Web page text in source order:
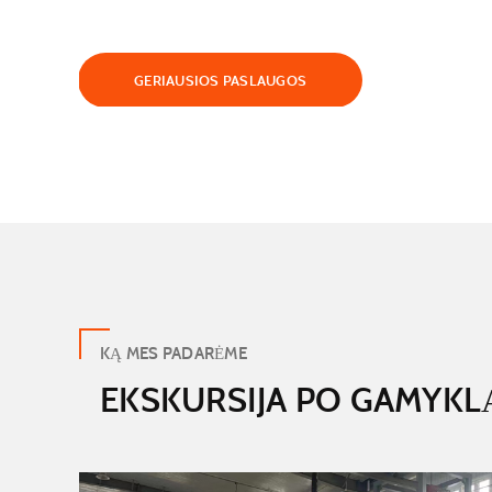
GERIAUSIOS PASLAUGOS
KĄ MES PADARĖME
EKSKURSIJA PO